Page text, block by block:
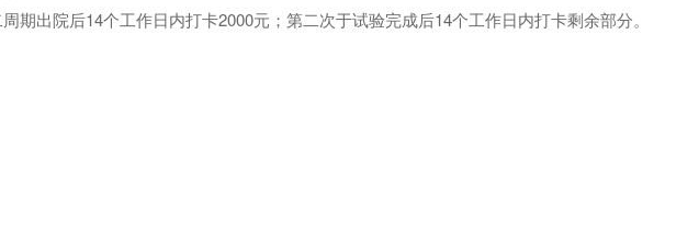
期出院后14个工作日内打卡2000元；第二次于试验完成后14个工作日内打卡剩余部分。